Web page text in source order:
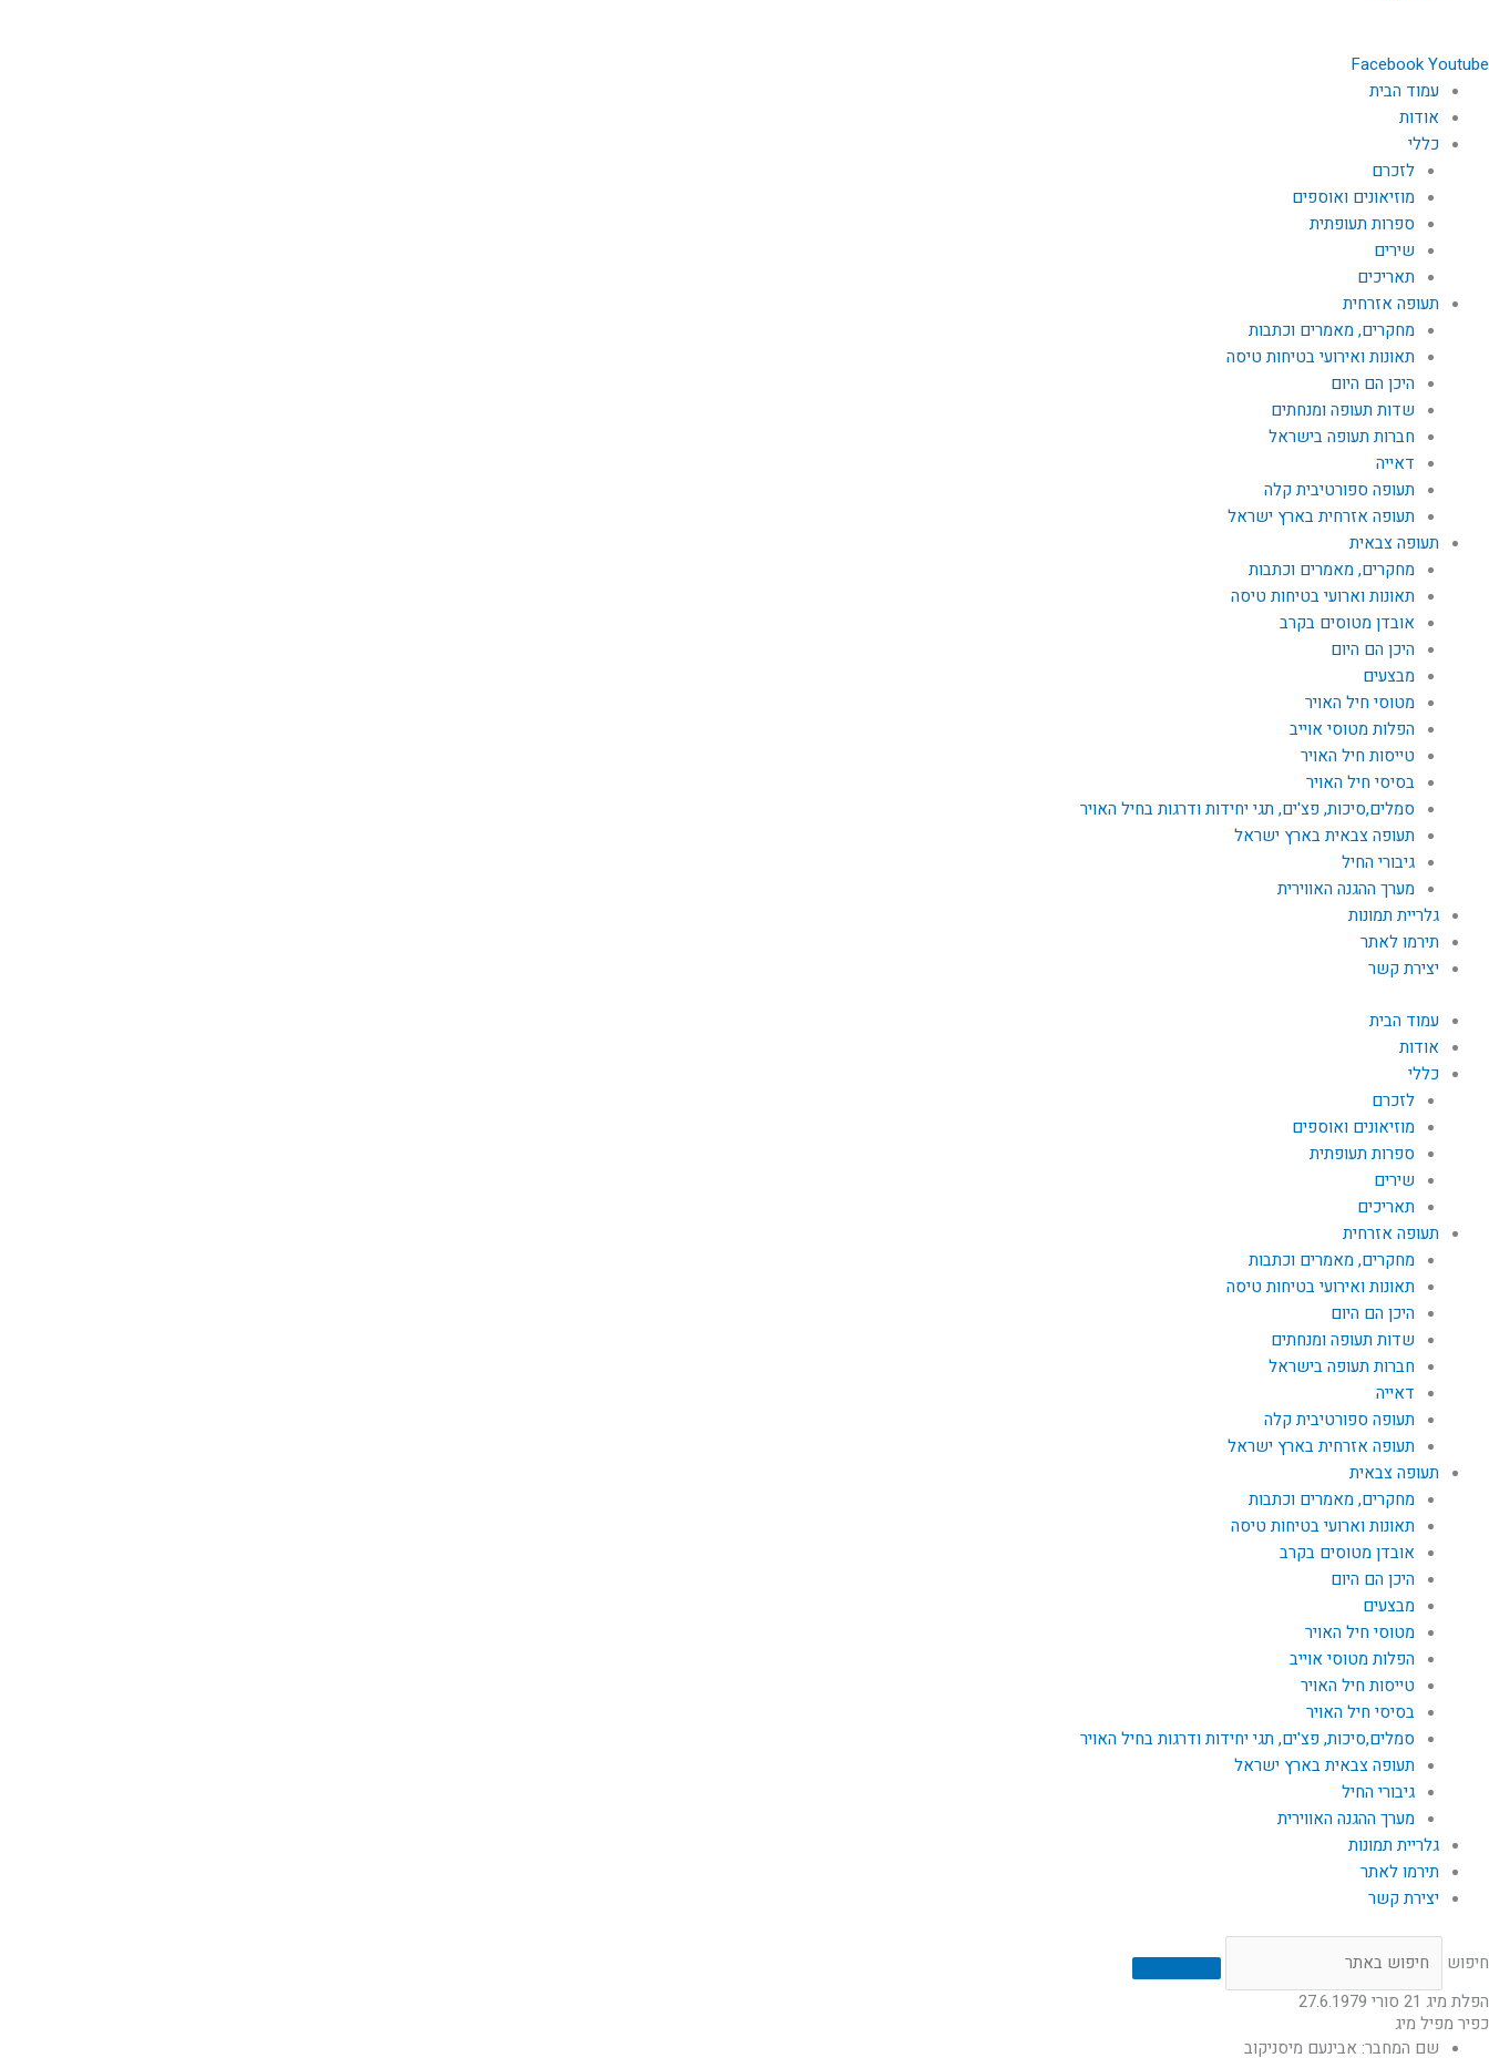
FacebookYoutube
עמוד הבית
אודות
כללי
לזכרם
מוזיאונים ואוספים
ספרות תעופתית
שירים
תאריכים
תעופה אזרחית
מחקרים, מאמרים וכתבות
תאונות ואירועי בטיחות טיסה
היכן הם היום
שדות תעופה ומנחתים
חברות תעופה בישראל
דאייה
תעופה ספורטיבית קלה
תעופה אזרחית בארץ ישראל
תעופה צבאית
מחקרים, מאמרים וכתבות
תאונות וארועי בטיחות טיסה
אובדן מטוסים בקרב
היכן הם היום
מבצעים
מטוסי חיל האויר
הפלות מטוסי אוייב
טייסות חיל האויר
בסיסי חיל האויר
סמלים,סיכות, פצ'ים, תגי יחידות ודרגות בחיל האויר
תעופה צבאית בארץ ישראל
גיבורי החיל
מערך ההגנה האווירית
גלריית תמונות
תירמו לאתר
יצירת קשר
עמוד הבית
אודות
כללי
לזכרם
מוזיאונים ואוספים
ספרות תעופתית
שירים
תאריכים
תעופה אזרחית
מחקרים, מאמרים וכתבות
תאונות ואירועי בטיחות טיסה
היכן הם היום
שדות תעופה ומנחתים
חברות תעופה בישראל
דאייה
תעופה ספורטיבית קלה
תעופה אזרחית בארץ ישראל
תעופה צבאית
מחקרים, מאמרים וכתבות
תאונות וארועי בטיחות טיסה
אובדן מטוסים בקרב
היכן הם היום
מבצעים
מטוסי חיל האויר
הפלות מטוסי אוייב
טייסות חיל האויר
בסיסי חיל האויר
סמלים,סיכות, פצ'ים, תגי יחידות ודרגות בחיל האויר
תעופה צבאית בארץ ישראל
גיבורי החיל
מערך ההגנה האווירית
גלריית תמונות
תירמו לאתר
יצירת קשר
חיפוש
הפלת מיג 21 סורי 27.6.1979
כפיר מפיל מיג
שם המחבר: אבינעם מיסניקוב